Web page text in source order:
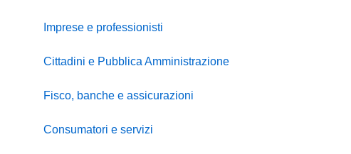
Imprese e professionisti
Cittadini e Pubblica Amministrazione
Fisco, banche e assicurazioni
Consumatori e servizi